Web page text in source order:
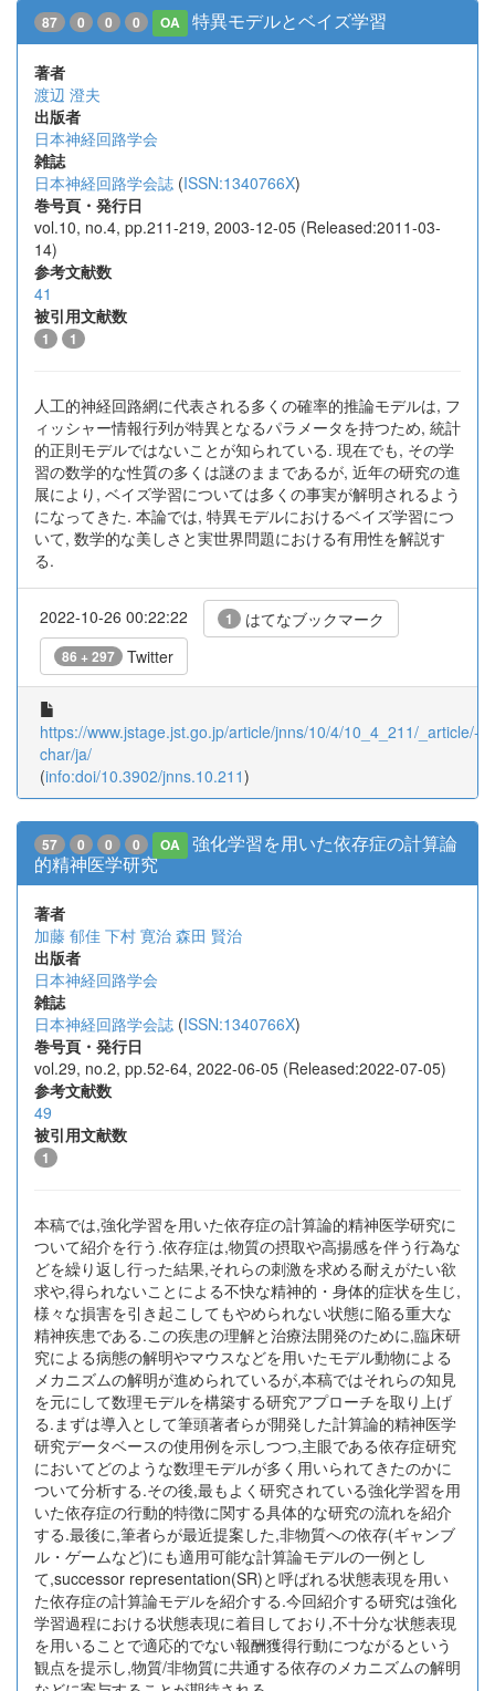
87 0 0 0 OA 特異モデルとベイズ学習
著者
渡辺 澄夫
出版者
日本神経回路学会
雑誌
日本神経回路学会誌 (ISSN:1340766X)
巻号頁・発行日
vol.10, no.4, pp.211-219, 2003-12-05 (Released:2011-03-
14)
参考文献数
41
被引用文献数
1 1
人工的神経回路網に代表される多くの確率的推論モデルは, フ
ィッシャー情報行列が特異となるパラメータを持つため, 統計
的正則モデルではないことが知られている. 現在でも, その学
習の数学的な性質の多くは謎のままであるが, 近年の研究の進
展により, ベイズ学習については多くの事実が解明されるよう
になってきた. 本論では, 特異モデルにおけるベイズ学習につ
いて, 数学的な美しさと実世界問題における有用性を解説す
る.
2022-10-26 00:22:22 1 はてなブックマーク
86 + 297 Twitter
https://www.jstage.jst.go.jp/article/jnns/10/4/10_4_211/_article/-
char/ja/
(info:doi/10.3902/jnns.10.211)
57 0 0 0 OA
強化学習を用いた依存症の計算論
的精神医学研究
著者
加藤 郁佳 下村 寛治 森田 賢治
出版者
日本神経回路学会
雑誌
日本神経回路学会誌 (ISSN:1340766X)
巻号頁・発行日
vol.29, no.2, pp.52-64, 2022-06-05 (Released:2022-07-05)
参考文献数
49
被引用文献数
1
本稿では,強化学習を用いた依存症の計算論的精神医学研究に
ついて紹介を行う.依存症は,物質の摂取や高揚感を伴う行為な
どを繰り返し行った結果,それらの刺激を求める耐えがたい欲
求や,得られないことによる不快な精神的・身体的症状を生じ,
様々な損害を引き起こしてもやめられない状態に陥る重大な
精神疾患である.この疾患の理解と治療法開発のために,臨床研
究による病態の解明やマウスなどを用いたモデル動物による
メカニズムの解明が進められているが,本稿ではそれらの知見
を元にして数理モデルを構築する研究アプローチを取り上げ
る.まずは導入として筆頭著者らが開発した計算論的精神医学
研究データベースの使用例を示しつつ,主眼である依存症研究
においてどのような数理モデルが多く用いられてきたのかに
ついて分析する.その後,最もよく研究されている強化学習を用
いた依存症の行動的特徴に関する具体的な研究の流れを紹介
する.最後に,筆者らが最近提案した,非物質への依存(ギャンブ
ル・ゲームなど)にも適用可能な計算論モデルの一例とし
て,successor representation(SR)と呼ばれる状態表現を用い
た依存症の計算論モデルを紹介する.今回紹介する研究は強化
学習過程における状態表現に着目しており,不十分な状態表現
を用いることで適応的でない報酬獲得行動につながるという
観点を提示し,物質/非物質に共通する依存のメカニズムの解明